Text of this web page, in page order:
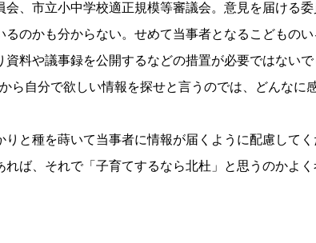
、市立小中学校適正規模等審議会。意見を届ける
るのかも分からない。せめて当事者となるこどもの
料や議事録を公開するなどの措置が必要ではないで
ら自分で欲しい情報を探せと言うのでは、どんなに
と種を蒔いて当事者に情報が届くように配慮して
ば、それで「子育てするなら北杜」と思うのかよく